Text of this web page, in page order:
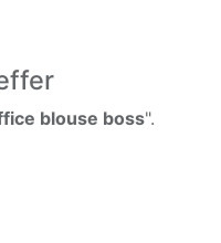
blouse boss".